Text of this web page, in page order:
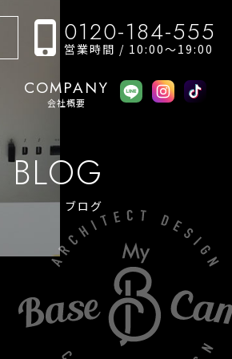
0120-184-555
営業時間 / 10:00〜19:00
COMPANY
会社概要
BLOG
ブログ